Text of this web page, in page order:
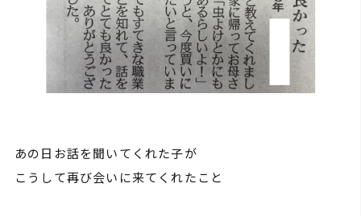
あの日お話を聞いてくれた子が
こうして再び会いに来てくれたこと